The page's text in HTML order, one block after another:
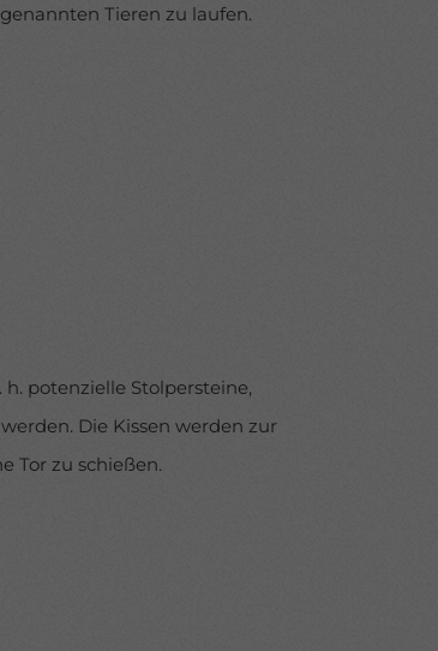
Tieren zu laufen.
potenzielle Stolpersteine,
Die Kissen werden zur
Tor zu schießen.